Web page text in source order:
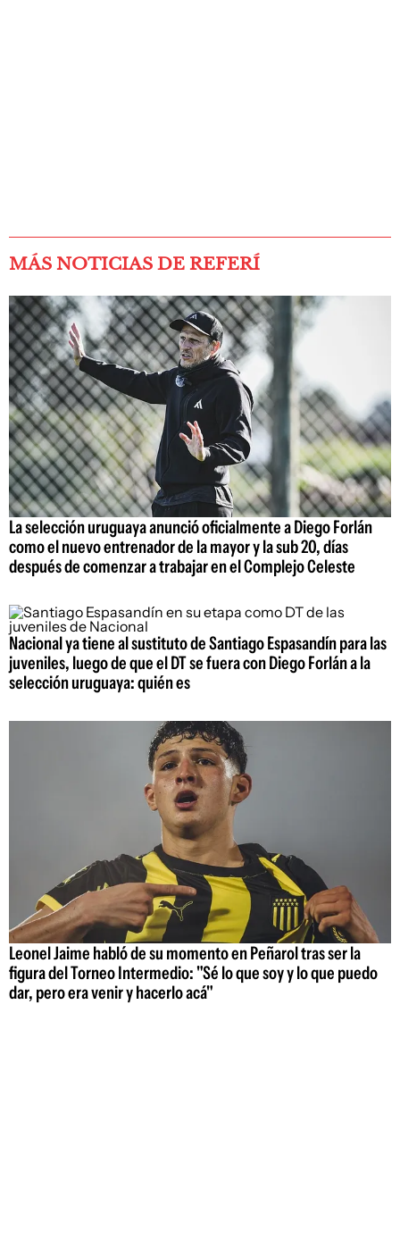
MÁS NOTICIAS DE REFERÍ
La selección uruguaya anunció oficialmente a Diego Forlán
como el nuevo entrenador de la mayor y la sub 20, días
después de comenzar a trabajar en el Complejo Celeste
Nacional ya tiene al sustituto de Santiago Espasandín para las
juveniles, luego de que el DT se fuera con Diego Forlán a la
selección uruguaya: quién es
Leonel Jaime habló de su momento en Peñarol tras ser la
figura del Torneo Intermedio: "Sé lo que soy y lo que puedo
dar, pero era venir y hacerlo acá"